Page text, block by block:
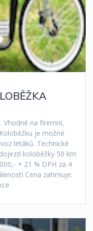
Vhodné na firemní,
je možné
letáků. Technické
koloběžky 50 km
+ 21 % DPH za 4
Cena zahrnuje: